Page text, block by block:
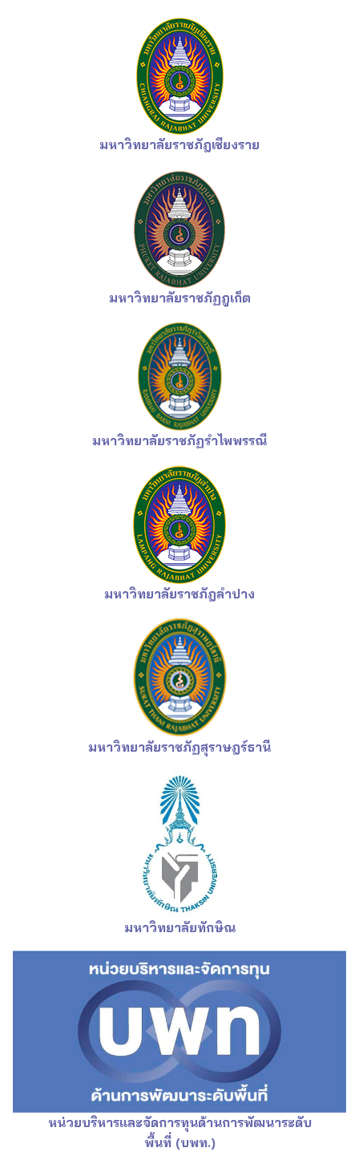
มหาวิทยาลัยราชภัฎเชียงราย
มหาวิทยาลัยราชภัฏภูเก็ต
มหาวิทยาลัยราชภัฏรำไพพรรณี
มหาวิทยาลัยราชภัฎลำปาง
มหาวิทยาลัยราชภัฏสุราษฎร์ธานี
มหาวิทยาลัยทักษิณ
หน่วยบริหารและจัดการทุนด้านการพัฒนาระดับ
พื้นที่(บพท.)